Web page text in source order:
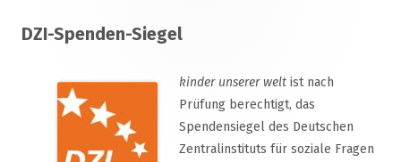
Inhalt
DZI-Spenden-Siegel
kinder unserer welt ist nach
Prüfung berechtigt, das
Spendensiegel des Deutschen
Zentralinstituts für soziale Fragen